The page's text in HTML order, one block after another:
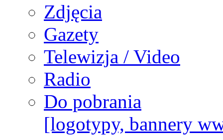
Zdjęcia
Gazety
Telewizja / Video
Radio
Do pobrania
[logotypy, bannery